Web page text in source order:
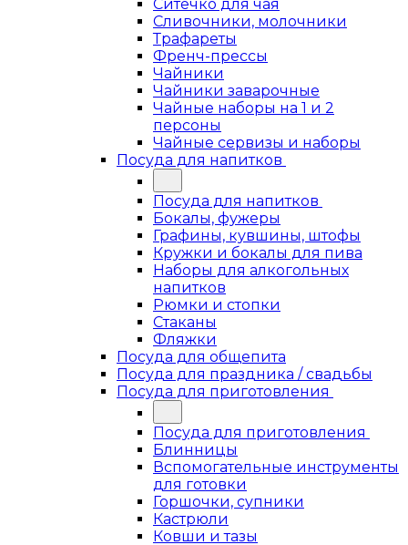
Ситечко для чая
Сливочники, молочники
Трафареты
Френч-прессы
Чайники
Чайники заварочные
Чайные наборы на 1 и 2
персоны
Чайные сервизы и наборы
Посуда для напитков
Посуда для напитков
Бокалы, фужеры
Графины, кувшины, штофы
Кружки и бокалы для пива
Наборы для алкогольных
напитков
Рюмки и стопки
Стаканы
Фляжки
Посуда для общепита
Посуда для праздника / свадьбы
Посуда для приготовления
Посуда для приготовления
Блинницы
Вспомогательные инструменты
для готовки
Горшочки, супники
Кастрюли
Ковши и тазы